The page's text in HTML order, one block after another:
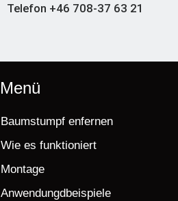
Telefon +46 708-37 63 21
Menü
Baumstumpf enfernen
Wie es funktioniert
Montage
Anwendungdbeispiele